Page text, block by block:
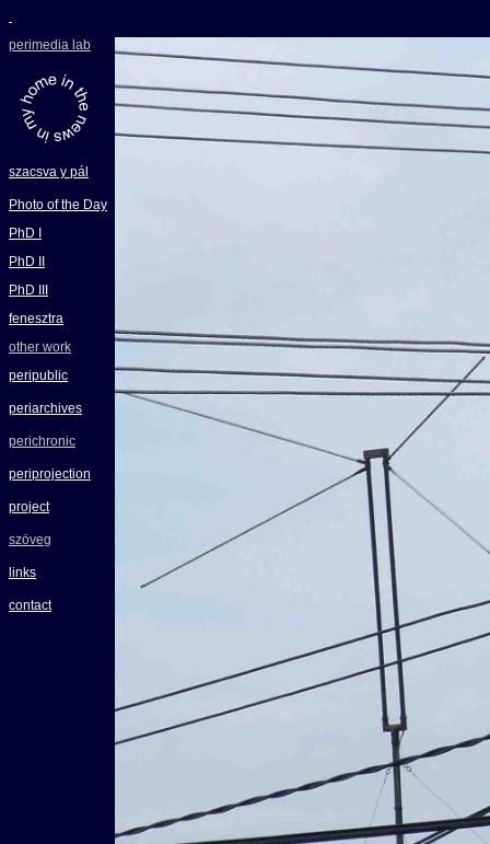
perimedia lab
szacsva y pál
Photo of the Day
PhD I
PhD II
PhD III
fenesztra
other work
peripublic
periarchives
perichronic
periprojection
project
szöveg
links
contact